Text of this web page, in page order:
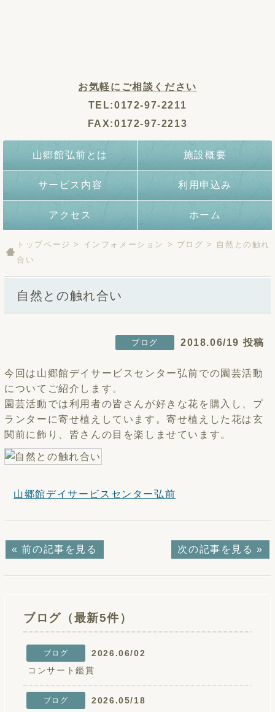
お気軽にご相談ください
TEL:0172-97-2211
FAX:0172-97-2213
山郷館弘前とは 施設概要
サービス内容 利用申込み
アクセス ホーム
トップページ > インフォメーション > ブログ >
自然との触れ
合い
自然との触れ合い
ブログ 2018.06/19 投稿
今回は山郷館デイサービスセンター弘前での園芸活動
についてご紹介します。
園芸活動では利用者の皆さんが好きな花を購入し、プ
ランターに寄せ植えしています。寄せ植えした花は玄
関前に飾り、皆さんの目を楽しませています。
山郷館デイサービスセンター弘前
« 前の記事を見る 次の記事を見る »
ブログ（最新5件）
ブログ
2026.06/02
コンサート鑑賞
ブログ
2026.05/18